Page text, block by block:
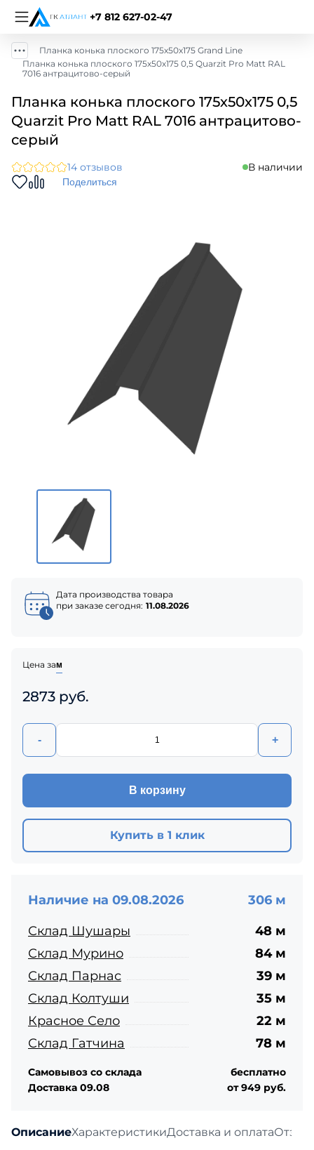
+7 812 627-02-47
Планка конька плоского 175х50х175 Grand Line
Планка конька плоского 175х50х175 0,5 Quarzit Pro Matt RAL
7016 антрацитово-серый
Планка конька плоского 175х50х175 0,5
Quarzit Pro Matt RAL 7016 антрацитово-
серый
14 отзывов В наличии
Поделиться
ОписаниеХарактеристикиДоставка и оплата
Дата производства товара
при заказе сегодня: 11.08.2026
Цена зам
2873 руб.
- +
В корзину
Купить в 1 клик
Наличие на 09.08.2026
306 м
Склад Шушары
48 м
Склад Мурино
84 м
Склад Парнас
39 м
Склад Колтуши
35 м
Красное Село
22 м
Склад Гатчина
78 м
Самовывоз со склада
бесплатно
Доставка 09.08
от 949 руб.